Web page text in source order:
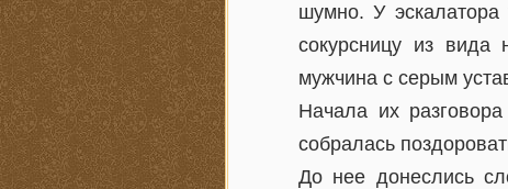
шумно. У
сокурсницу из
мужчина с серым
Начала их
собралась
До нее донеслись